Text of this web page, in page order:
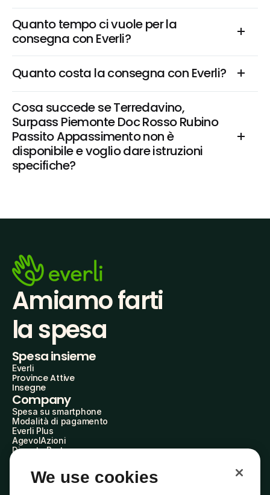
Quanto tempo ci vuole per la
consegna con Everli?
Quanto costa la consegna con Everli?
Cosa succede se Terredavino,
Surpass Piemonte Doc Rosso Rubino
Passito Appassimento non è
disponibile e voglio dare istruzioni
specifiche?
Amiamo farti
la spesa
Spesa insieme
Everli
Province Attive
Insegne
Company
Spesa su smartphone
Modalità di pagamento
Everli Plus
AgevolAzioni
Diventa Partner
Everli Shoppers
About Us
We use cookies